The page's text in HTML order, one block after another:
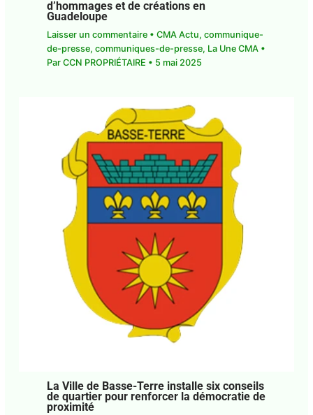
d’hommages et de créations en
Guadeloupe
Laisser un commentaire • CMA Actu, communique-
de-presse, communiques-de-presse, La Une CMA•
Par CCN PROPRIÉTAIRE • 5 mai 2025
La Ville de Basse-Terre installe six conseils
de quartier pour renforcer la démocratie de
proximité